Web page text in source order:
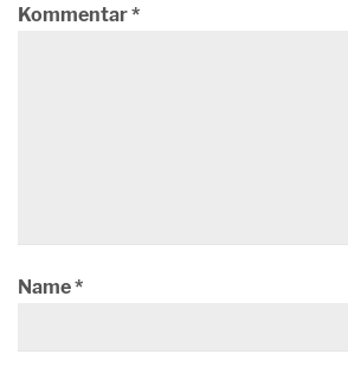
Kommentar*
Name*